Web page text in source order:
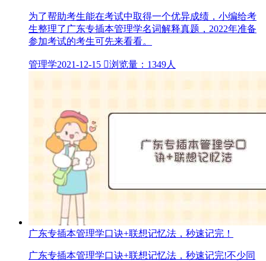
为了帮助考生能在考试中取得一个优异成绩，小编给考
生整理了广东专插本管理学​名词解释真题，2022年准备
参加考试的考生可先来看看。
管理学2021-12-15 浏览量：1349人
广东专插本管理学口诀+联想记忆法，秒速记完！
广东专插本管理学口诀+联想记忆法，秒速记完!不少同